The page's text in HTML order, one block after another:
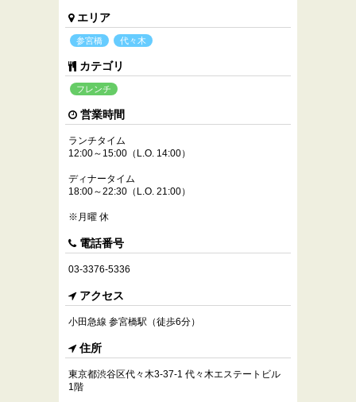
エリア
参宮橋 代々木
カテゴリ
フレンチ
営業時間
ランチタイム
12:00～15:00（L.O. 14:00）
ディナータイム
18:00～22:30（L.O. 21:00）
※月曜 休
電話番号
03-3376-5336
アクセス
小田急線 参宮橋駅（徒歩6分）
住所
東京都渋谷区代々木3-37-1 代々木エステートビル
1階